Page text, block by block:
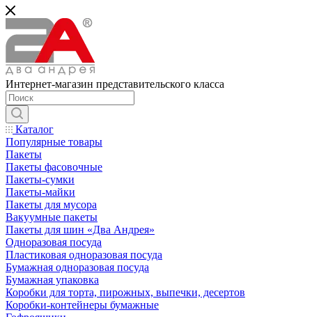
Интернет-магазин представительского класса
Каталог
Популярные товары
Пакеты
Пакеты фасовочные
Пакеты-сумки
Пакеты-майки
Пакеты для мусора
Вакуумные пакеты
Пакеты для шин «Два Андрея»
Одноразовая посуда
Пластиковая одноразовая посуда
Бумажная одноразовая посуда
Бумажная упаковка
Коробки для торта, пирожных, выпечки, десертов
Коробки-контейнеры бумажные